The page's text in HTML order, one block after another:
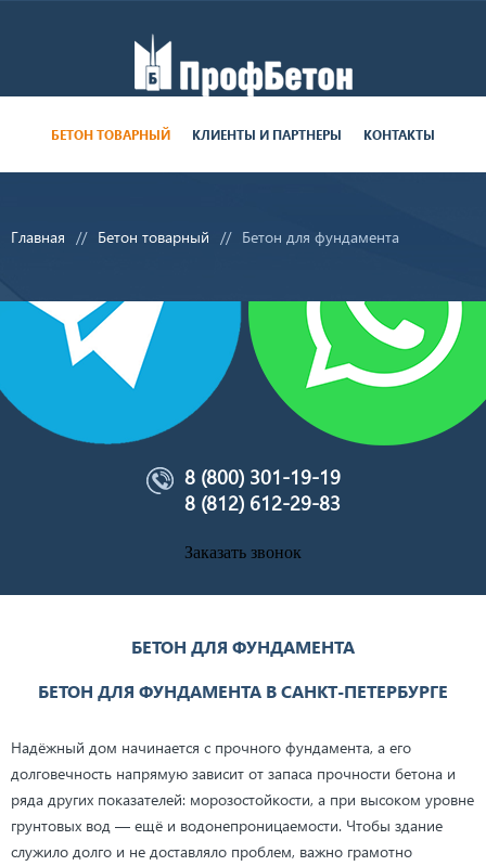
Работаем пн-пт с 9:00 до 19:00
поставки круглосуточно
8 (800) 301-19-19
8 (812) 612-29-83
Заказать звонок
БЕТОН ТОВАРНЫЙ КЛИЕНТЫ И ПАРТНЕРЫ КОНТАКТЫ
Главная Бетон товарный Бетон для фундамента
БЕТОН ДЛЯ ФУНДАМЕНТА
БЕТОН ДЛЯ ФУНДАМЕНТА В САНКТ-ПЕТЕРБУРГЕ
Надёжный дом начинается с прочного фундамента, а его
долговечность напрямую зависит от запаса прочности бетона и
ряда других показателей: морозостойкости, а при высоком уровне
грунтовых вод — ещё и водонепроницаемости. Чтобы здание
служило долго и не доставляло проблем, важно грамотно